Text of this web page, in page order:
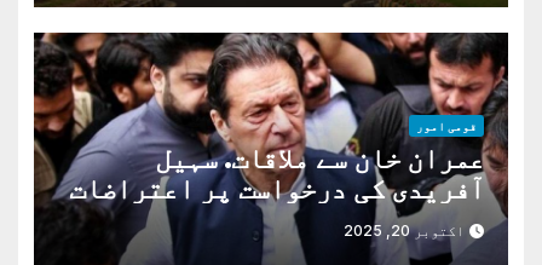
قومی امور
عمران خان سے ملاقات. سہیل
آفریدی کی درخواست پر اعتراضات
دوراکتوبر 20, 2025